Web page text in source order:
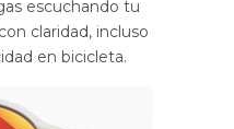
escuchando tu
claridad, incluso
en bicicleta.